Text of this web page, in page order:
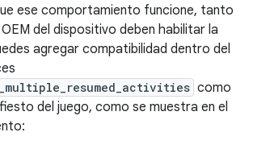
ese comportamiento funcione, tanto
del dispositivo deben habilitar la
agregar compatibilidad dentro del
como
del juego, como se muestra en el